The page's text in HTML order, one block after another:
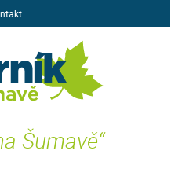
Šumavě“